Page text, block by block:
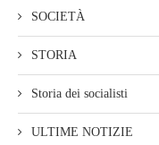
SOCIETÀ
STORIA
Storia dei socialisti
ULTIME NOTIZIE